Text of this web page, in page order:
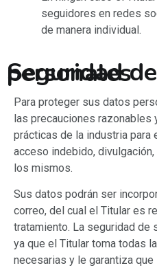
seguidores en redes
de manera individual.
Seguridad de los datos personales
Para proteger sus datos
las precauciones razonables
prácticas de la industria para
acceso indebido,
los mismos.
Sus datos podrán ser
correo, del cual el Titular es
tratamiento. La seguridad de
ya que el Titular toma todas
necesarias y le garantiza